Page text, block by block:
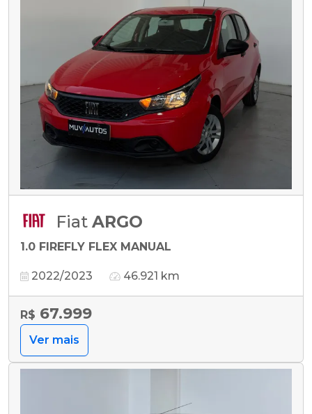
Fiat ARGO
1.0 FIREFLY FLEX MANUAL
2022/2023 46.921 km
R$ 67.999
Ver mais